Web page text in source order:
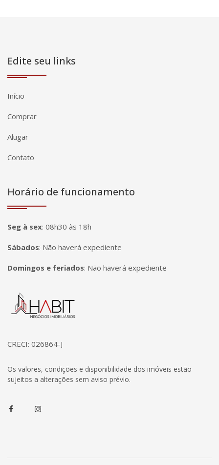
Edite seu links
Início
Comprar
Alugar
Contato
Horário de funcionamento
Seg à sex: 08h30 às 18h
Sábados: Não haverá expediente
Domingos e feriados: Não haverá expediente
Página inicial
CRECI: 026864-J
Os valores, condições e disponibilidade dos imóveis estão
sujeitos a alterações sem aviso prévio.
FacebookInstagram